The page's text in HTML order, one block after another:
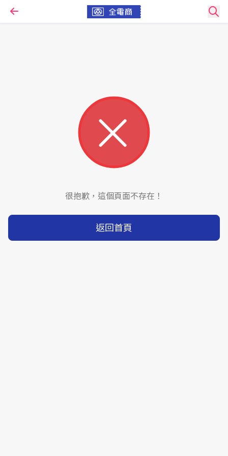
很抱歉，這個頁面不存在！
返回首頁